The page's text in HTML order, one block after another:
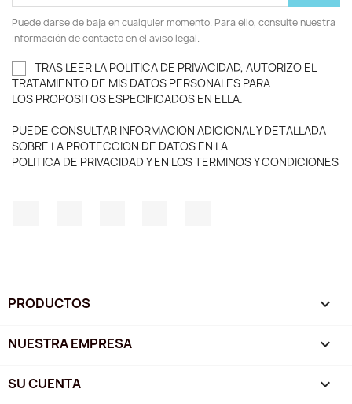
Puede darse de baja en cualquier momento. Para ello, consulte nuestra
información de contacto en el aviso legal.
TRAS LEER LA POLITICA DE PRIVACIDAD, AUTORIZO EL
TRATAMIENTO DE MIS DATOS PERSONALES PARA
LOS PROPOSITOS ESPECIFICADOS EN ELLA.
PUEDE CONSULTAR INFORMACION ADICIONAL Y DETALLADA
SOBRE LA PROTECCION DE DATOS EN LA
POLITICA DE PRIVACIDAD Y EN LOS TERMINOS Y CONDICIONES
PRODUCTOS 
NUESTRA EMPRESA 
SU CUENTA 